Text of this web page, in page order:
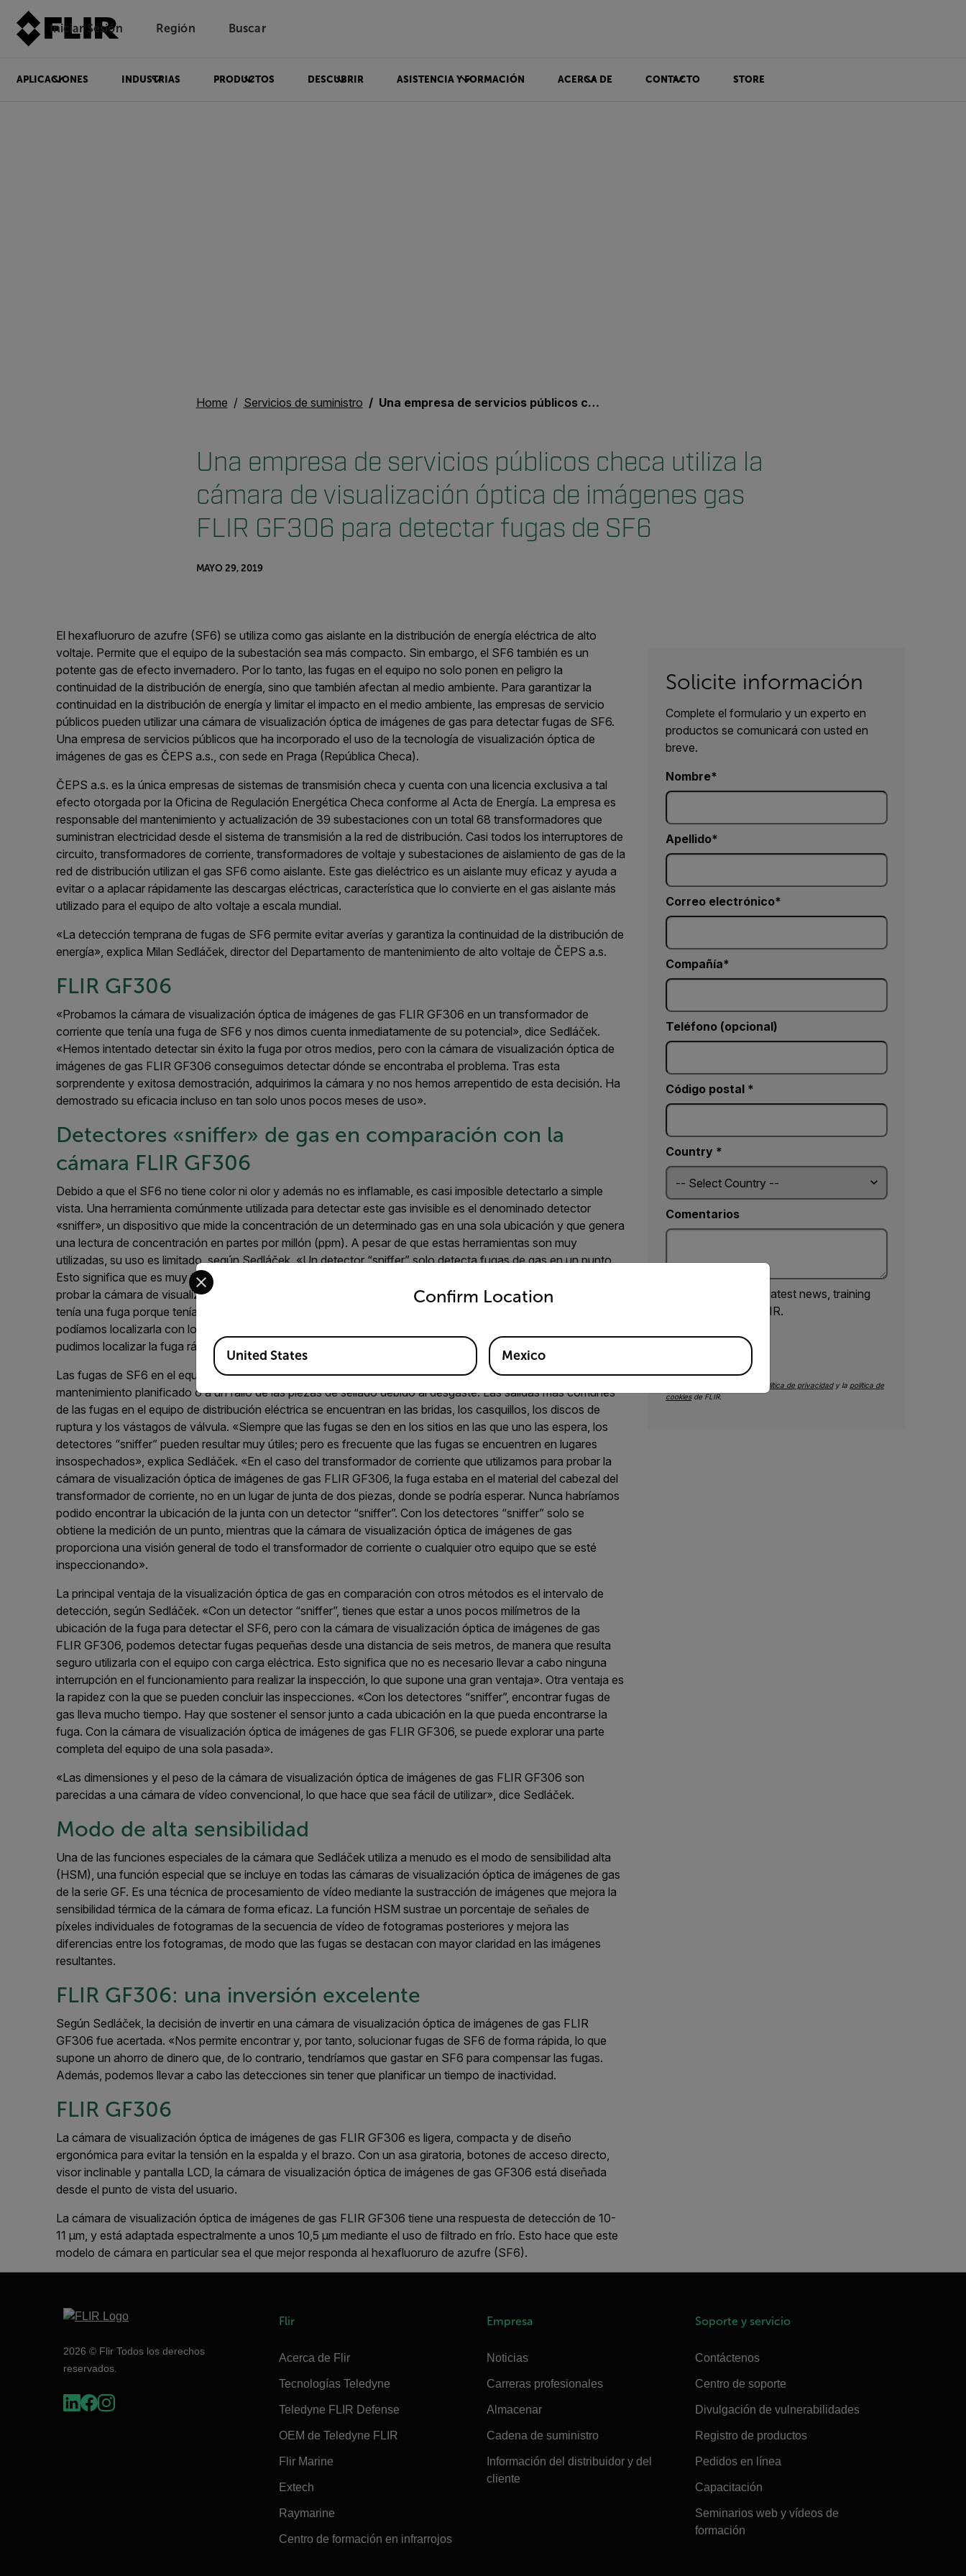
Iniciar Sesión Región Buscar
APLICACIONES INDUSTRIAS PRODUCTOS DESCUBRIR ASISTENCIA Y FORMACIÓN ACERCA DE CONTACTO STORE
Home Servicios de suministro Una empresa de servicios públicos checa utiliza la cámara de visualización óptica de imágenes gas FLIR GF306 para detectar fugas de SF6
Una empresa de servicios públicos checa utiliza la
cámara de visualización óptica de imágenes gas
FLIR GF306 para detectar fugas de SF6
MAYO 29, 2019
El hexafluoruro de azufre (SF6) se utiliza como gas aislante en la distribución de energía eléctrica de alto
voltaje. Permite que el equipo de la subestación sea más compacto. Sin embargo, el SF6 también es un
potente gas de efecto invernadero. Por lo tanto, las fugas en el equipo no solo ponen en peligro la
continuidad de la distribución de energía, sino que también afectan al medio ambiente. Para garantizar la
continuidad en la distribución de energía y limitar el impacto en el medio ambiente, las empresas de servicio
públicos pueden utilizar una cámara de visualización óptica de imágenes de gas para detectar fugas de SF6.
Una empresa de servicios públicos que ha incorporado el uso de la tecnología de visualización óptica de
imágenes de gas es ČEPS a.s., con sede en Praga (República Checa).
ČEPS a.s. es la única empresas de sistemas de transmisión checa y cuenta con una licencia exclusiva a tal
efecto otorgada por la Oficina de Regulación Energética Checa conforme al Acta de Energía. La empresa es
responsable del mantenimiento y actualización de 39 subestaciones con un total 68 transformadores que
suministran electricidad desde el sistema de transmisión a la red de distribución. Casi todos los interruptores de
circuito, transformadores de corriente, transformadores de voltaje y subestaciones de aislamiento de gas de la
red de distribución utilizan el gas SF6 como aislante. Este gas dieléctrico es un aislante muy eficaz y ayuda a
evitar o a aplacar rápidamente las descargas eléctricas, característica que lo convierte en el gas aislante más
utilizado para el equipo de alto voltaje a escala mundial.
«La detección temprana de fugas de SF6 permite evitar averías y garantiza la continuidad de la distribución de
energía», explica Milan Sedláček, director del Departamento de mantenimiento de alto voltaje de ČEPS a.s.
FLIR GF306
«Probamos la cámara de visualización óptica de imágenes de gas FLIR GF306 en un transformador de
corriente que tenía una fuga de SF6 y nos dimos cuenta inmediatamente de su potencial», dice Sedláček.
«Hemos intentado detectar sin éxito la fuga por otros medios, pero con la cámara de visualización óptica de
imágenes de gas FLIR GF306 conseguimos detectar dónde se encontraba el problema. Tras esta
sorprendente y exitosa demostración, adquirimos la cámara y no nos hemos arrepentido de esta decisión. Ha
demostrado su eficacia incluso en tan solo unos pocos meses de uso».
Detectores «sniffer» de gas en comparación con la
cámara FLIR GF306
Debido a que el SF6 no tiene color ni olor y además no es inflamable, es casi imposible detectarlo a simple
vista. Una herramienta comúnmente utilizada para detectar este gas invisible es el denominado detector
«sniffer», un dispositivo que mide la concentración de un determinado gas en una sola ubicación y que genera
una lectura de concentración en partes por millón (ppm). A pesar de que estas herramientas son muy
utilizadas, su uso es limitado, según Sedláček. «Un detector “sniffer” solo detecta fugas de gas en un punto.
Esto significa que es muy fácil pasar por alto una fuga. El transformador de corriente que utilizamos para
probar la cámara de visualización óptica de imágenes de gas FLIR GF306 es un buen ejemplo. Sabíamos que
tenía una fuga porque teníamos que llenarlo con SF6 cada seis u ocho meses aproximadamente, pero no
podíamos localizarla con los detectores “sniffer”. Gracias a la cámara de visualización óptica FLIR GF306,
pudimos localizar la fuga rápidamente».
Las fugas de SF6 en el equipo eléctrico pueden deberse a errores de instalación, a desequilibrios durante el
mantenimiento planificado o a un fallo de las piezas de sellado debido al desgaste. Las salidas más comunes
de las fugas en el equipo de distribución eléctrica se encuentran en las bridas, los casquillos, los discos de
ruptura y los vástagos de válvula. «Siempre que las fugas se den en los sitios en las que uno las espera, los
detectores “sniffer” pueden resultar muy útiles; pero es frecuente que las fugas se encuentren en lugares
insospechados», explica Sedláček. «En el caso del transformador de corriente que utilizamos para probar la
cámara de visualización óptica de imágenes de gas FLIR GF306, la fuga estaba en el material del cabezal del
transformador de corriente, no en un lugar de junta de dos piezas, donde se podría esperar. Nunca habríamos
podido encontrar la ubicación de la junta con un detector “sniffer”. Con los detectores “sniffer” solo se
obtiene la medición de un punto, mientras que la cámara de visualización óptica de imágenes de gas
proporciona una visión general de todo el transformador de corriente o cualquier otro equipo que se esté
inspeccionando».
La principal ventaja de la visualización óptica de gas en comparación con otros métodos es el intervalo de
detección, según Sedláček. «Con un detector “sniffer”, tienes que estar a unos pocos milímetros de la
ubicación de la fuga para detectar el SF6, pero con la cámara de visualización óptica de imágenes de gas
FLIR GF306, podemos detectar fugas pequeñas desde una distancia de seis metros, de manera que resulta
seguro utilizarla con el equipo con carga eléctrica. Esto significa que no es necesario llevar a cabo ninguna
interrupción en el funcionamiento para realizar la inspección, lo que supone una gran ventaja». Otra ventaja es
la rapidez con la que se pueden concluir las inspecciones. «Con los detectores “sniffer”, encontrar fugas de
gas lleva mucho tiempo. Hay que sostener el sensor junto a cada ubicación en la que pueda encontrarse la
fuga. Con la cámara de visualización óptica de imágenes de gas FLIR GF306, se puede explorar una parte
completa del equipo de una sola pasada».
«Las dimensiones y el peso de la cámara de visualización óptica de imágenes de gas FLIR GF306 son
parecidas a una cámara de vídeo convencional, lo que hace que sea fácil de utilizar», dice Sedláček.
Modo de alta sensibilidad
Una de las funciones especiales de la cámara que Sedláček utiliza a menudo es el modo de sensibilidad alta
(HSM), una función especial que se incluye en todas las cámaras de visualización óptica de imágenes de gas
de la serie GF. Es una técnica de procesamiento de vídeo mediante la sustracción de imágenes que mejora la
sensibilidad térmica de la cámara de forma eficaz. La función HSM sustrae un porcentaje de señales de
píxeles individuales de fotogramas de la secuencia de vídeo de fotogramas posteriores y mejora las
diferencias entre los fotogramas, de modo que las fugas se destacan con mayor claridad en las imágenes
resultantes.
FLIR GF306: una inversión excelente
Según Sedláček, la decisión de invertir en una cámara de visualización óptica de imágenes de gas FLIR
GF306 fue acertada. «Nos permite encontrar y, por tanto, solucionar fugas de SF6 de forma rápida, lo que
supone un ahorro de dinero que, de lo contrario, tendríamos que gastar en SF6 para compensar las fugas.
Además, podemos llevar a cabo las detecciones sin tener que planificar un tiempo de inactividad.
FLIR GF306
La cámara de visualización óptica de imágenes de gas FLIR GF306 es ligera, compacta y de diseño
ergonómica para evitar la tensión en la espalda y el brazo. Con un asa giratoria, botones de acceso directo,
visor inclinable y pantalla LCD, la cámara de visualización óptica de imágenes de gas GF306 está diseñada
desde el punto de vista del usuario.
La cámara de visualización óptica de imágenes de gas FLIR GF306 tiene una respuesta de detección de 10-
11 μm, y está adaptada espectralmente a unos 10,5 μm mediante el uso de filtrado en frío. Esto hace que este
modelo de cámara en particular sea el que mejor responda al hexafluoruro de azufre (SF6).
Solicite información
Complete el formulario y un experto en
productos se comunicará con usted en
breve.
Nombre
Apellido
Correo electrónico
Compañía
Teléfono (opcional)
Código postal *
Country *
Comentarios
Yes, email me the latest news, training
and deals from FLIR.
política de privacidady la política de
cookiesde FLIR.
2026 © Flir Todos los derechos
reservados.
Flir
Acerca de Flir
Tecnologías Teledyne
Teledyne FLIR Defense
OEM de Teledyne FLIR
Flir Marine
Extech
Raymarine
Centro de formación en infrarrojos
Empresa
Noticias
Carreras profesionales
Almacenar
Cadena de suministro
Información del distribuidor y del
cliente
Soporte y servicio
Contáctenos
Centro de soporte
Divulgación de vulnerabilidades
Registro de productos
Pedidos en línea
Capacitación
Seminarios web y vídeos de
formación
Confirm Location
Select your preferred country and language from the options below to access the appropriate version of our website.
Available Locations
United States Mexico